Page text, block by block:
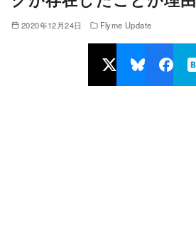
2020年12月24日 Flyme Update